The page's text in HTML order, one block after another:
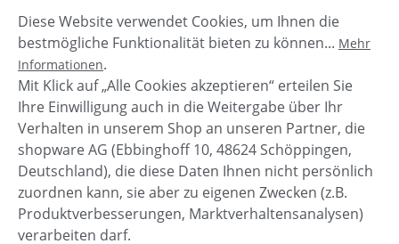
Verkaufspreis:
27,99 € Regulärer Preis:
34,99 €(20.01% gespart)
Details
Service-Hotline
Diese Website verwendet Cookies, um Ihnen die
bestmögliche Funktionalität bieten zu können... Mehr
Informationen.
Mit Klick auf „Alle Cookies akzeptieren“ erteilen Sie
Ihre Einwilligung auch in die Weitergabe über Ihr
Verhalten in unserem Shop an unseren Partner, die
shopware AG (Ebbinghoff 10, 48624 Schöppingen,
Deutschland), die diese Daten Ihnen nicht persönlich
zuordnen kann, sie aber zu eigenen Zwecken (z.B.
Produktverbesserungen, Marktverhaltensanalysen)
verarbeiten darf.